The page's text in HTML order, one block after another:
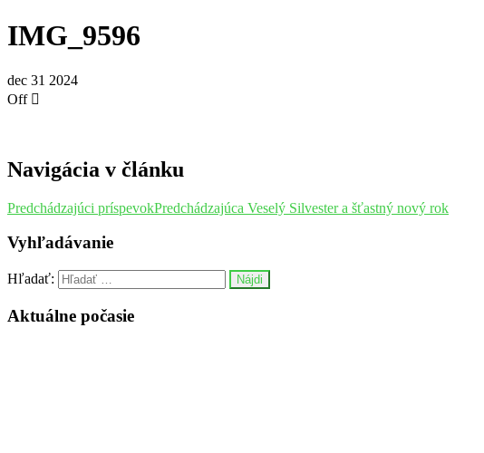
IMG_9596
dec 31 2024
Off
Navigácia v článku
Predchádzajúci príspevokPredchádzajúca Veselý Silvester a šťastný nový rok
Vyhľadávanie
Hľadať:
Aktuálne počasie